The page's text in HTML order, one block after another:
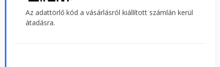
Az adattörlő kód a vásárlásról kiállított számlán kerül
átadásra.